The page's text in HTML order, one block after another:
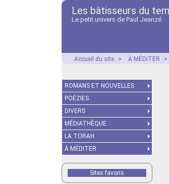
Les bâtisseurs du
Le petit univers de Paul Jeanzé
Accueil du site > À MÉDITER >
ROMANS ET NOUVELLES
POÉZIES
DIVERS
MÉDIATHÈQUE
LA TORAH
À MÉDITER
Sites favoris